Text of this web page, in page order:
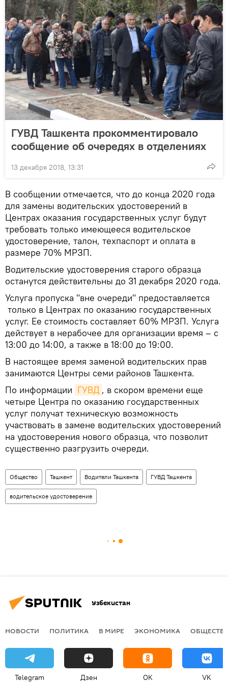
ГУВД Ташкента прокомментировало
сообщение об очередях в отделениях
13 декабря 2018, 13:31
В сообщении отмечается, что до конца 2020 года
для замены водительских удостоверений в
Центрах оказания государственных услуг будут
требовать только имеющееся водительское
удостоверение, талон, техпаспорт и оплата в
размере 70% МРЗП.
Водительские удостоверения старого образца
останутся действительны до 31 декабря 2020 года.
Услуга пропуска "вне очереди" предоставляется
только в Центрах по оказанию государственных
услуг. Ее стоимость составляет 60% МРЗП. Услуга
действует в нерабочее для организации время – с
13:00 до 14:00, а также в 18:00 до 19:00.
В настоящее время заменой водительских прав
занимаются Центры семи районов Ташкента.
По информации ГУВД , в скором времени еще
четыре Центра по оказанию государственных
услуг получат техническую возможность
участвовать в замене водительских удостоверений
на удостоверения нового образца, что позволит
существенно разгрузить очереди.
Общество Ташкент Водители Ташкента ГУВД Ташкента
водительское удостоверение
Узбекистан
НОВОСТИ ПОЛИТИКА В МИРЕ ЭКОНОМИКА
Telegram Дзен OK VK